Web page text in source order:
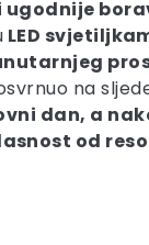
ugodnije
LED
na
dan, a
od